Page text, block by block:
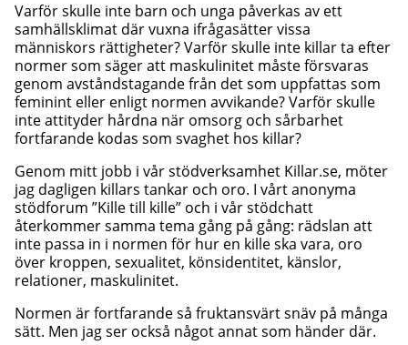
Varför skulle inte barn och unga påverkas av ett
samhällsklimat där vuxna ifrågasätter vissa
människors rättigheter? Varför skulle inte killar ta efter
normer som säger att maskulinitet måste försvaras
genom avståndstagande från det som uppfattas som
feminint eller enligt normen avvikande? Varför skulle
inte attityder hårdna när omsorg och sårbarhet
fortfarande kodas som svaghet hos killar?
Genom mitt jobb i vår stödverksamhet Killar.se, möter
jag dagligen killars tankar och oro. I vårt anonyma
stödforum ”Kille till kille” och i vår stödchatt
återkommer samma tema gång på gång: rädslan att
inte passa in i normen för hur en kille ska vara, oro
över kroppen, sexualitet, könsidentitet, känslor,
relationer, maskulinitet.
Normen är fortfarande så fruktansvärt snäv på många
sätt. Men jag ser också något annat som händer där.